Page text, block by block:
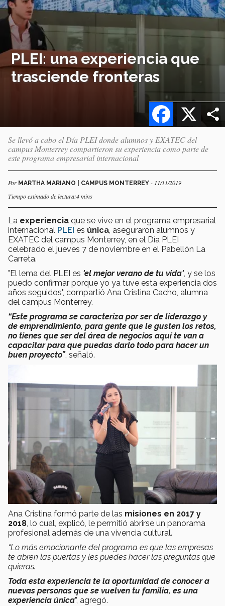
PLEI: una experiencia que
trasciende fronteras
X
Facebook
Se llevó a cabo el Día PLEI donde alumnos y EXATEC del
campus Monterrey compartieron su experiencia como parte de
este programa empresarial internacional
Por MARTHA MARIANO | CAMPUS MONTERREY - 11/11/2019
Tiempo estimado de lectura:4 mins
La experiencia que se vive en el programa empresarial
internacional PLEI es única , aseguraron alumnos y
EXATEC del campus Monterrey, en el Día PLEI
celebrado el jueves 7 de noviembre en el Pabellón La
Carreta.
"El lema del PLEI es 'el mejor verano de tu vida' , y se los
puedo confirmar porque yo ya tuve esta experiencia dos
años seguidos", compartió Ana Cristina Cacho, alumna
del campus Monterrey.
“Este programa se caracteriza por ser de liderazgo y
de emprendimiento, para gente que le gusten los retos,
no tienes que ser del área de negocios aquí te van a
capacitar para que puedas darlo todo para hacer un
buen proyecto”, señaló.
Ana Cristina formó parte de las misiones en 2017 y
2018, lo cual, explicó, le permitió abrirse un panorama
profesional además de una vivencia cultural.
“Lo más emocionante del programa es que las empresas
te abren las puertas y les puedes hacer las preguntas que
quieras.
Toda esta experiencia te la oportunidad de conocer a
nuevas personas que se vuelven tu familia, es una
experiencia única”, agregó.